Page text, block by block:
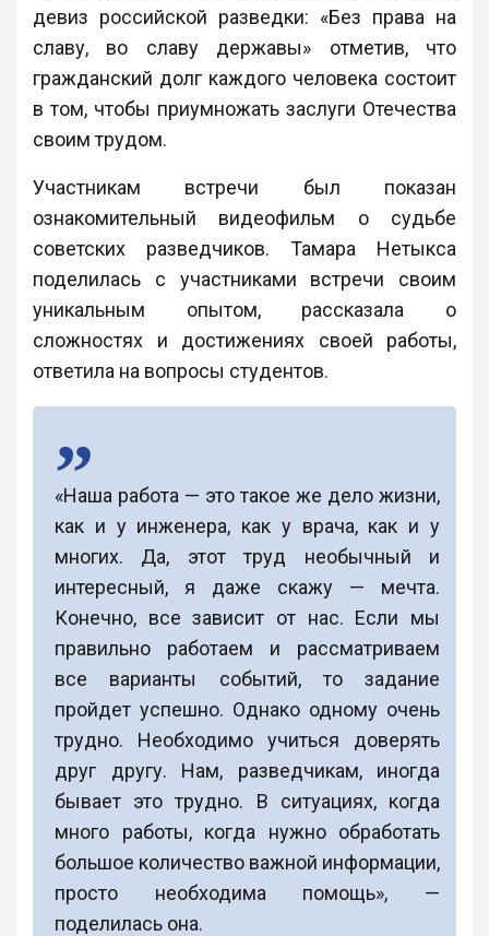
девиз российской разведки: «Без права на
славу, во славу державы» отметив, что
гражданский долг каждого человека состоит
в том, чтобы приумножать заслуги Отечества
своим трудом.
Участникам встречи был показан
ознакомительный видеофильм о судьбе
советских разведчиков. Тамара Нетыкса
поделилась с участниками встречи своим
уникальным опытом, рассказала о
сложностях и достижениях своей работы,
ответила на вопросы студентов.
«Наша работа — это такое же дело жизни,
как и у инженера, как у врача, как и у
многих. Да, этот труд необычный и
интересный, я даже скажу — мечта.
Конечно, все зависит от нас. Если мы
правильно работаем и рассматриваем
все варианты событий, то задание
пройдет успешно. Однако одному очень
трудно. Необходимо учиться доверять
друг другу. Нам, разведчикам, иногда
бывает это трудно. В ситуациях, когда
много работы, когда нужно обработать
большое количество важной информации,
просто необходима помощь», —
поделилась она.